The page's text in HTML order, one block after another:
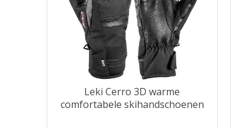
Leki Cerro 3D warme
comfortabele skihandschoenen